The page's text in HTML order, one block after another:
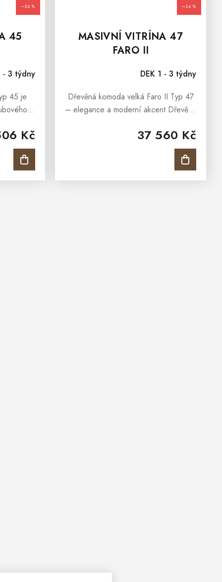
–24 %
45
- 3 týdny
Kč
45 je
vytváří
–24 %
MASIVNÍ VITRÍNA 47
FARO II
DEK 1 - 3 týdny
37 560 Kč
Dřevěná komoda velká Faro II Typ 47
– elegance a moderní akcent Dřevěná
klasickou eleganci dubového dřeva s